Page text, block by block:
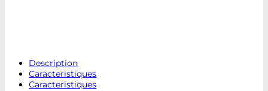
Description
Caracteristiques
Caracteristiques